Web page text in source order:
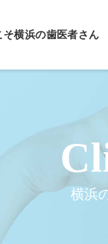
そ横浜の歯医者さん
横浜